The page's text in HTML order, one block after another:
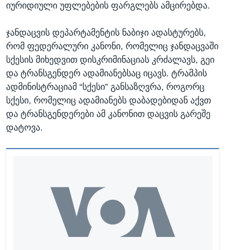
იურიდიული უფლებების ფარგლებს ამცირებდა.
ჯანდაცვის დეპარტამენტის ნაბიჯი ადასტურებს,
რომ ფედერალური კანონი, რომელიც ჯანდაცვაში
სქესის მიხედვით დისკრიმინაციას კრძალავს, გეი
და ტრანსგენდერ ადამიანებსაც იცავს. ტრამპის
ადმინისტრაციამ “სქესი” განსაზღვრა, როგორც
სქესი, რომელიც ადამიანებს დაბადებიდან აქვთ
და ტრანსგენდერები ამ კანონით დაცვის გარეშე
დატოვა.